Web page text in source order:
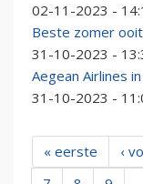
02-11-2023 -
Beste zomer
31-10-2023 -
Aegean Airlines
31-10-2023 -
« eerste ‹